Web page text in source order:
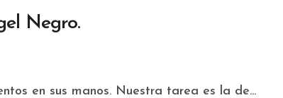
Negro.
en sus manos. Nuestra tarea es la de...